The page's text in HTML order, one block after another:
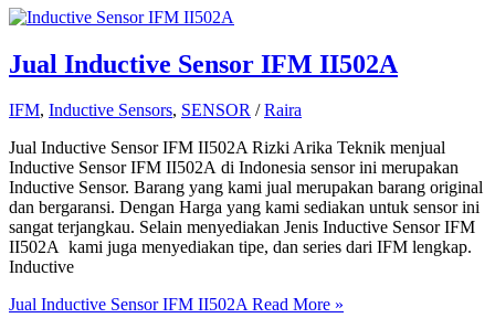
Jual Inductive Sensor IFM II502A
IFM, Inductive Sensors, SENSOR /Raira
Jual Inductive Sensor IFM II502A Rizki Arika Teknik menjual
Inductive Sensor IFM II502A di Indonesia sensor ini merupakan
Inductive Sensor. Barang yang kami jual merupakan barang original
dan bergaransi. Dengan Harga yang kami sediakan untuk sensor ini
sangat terjangkau. Selain menyediakan Jenis Inductive Sensor IFM
II502A kami juga menyediakan tipe, dan series dari IFM lengkap.
Inductive
Jual Inductive Sensor IFM II502ARead More »